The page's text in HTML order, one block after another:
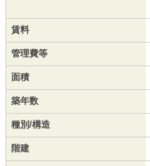
賃料
管理費等
面積
築年数
種別/構造
階建